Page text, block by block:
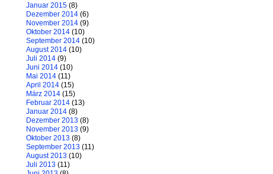
Januar 2015 (8)
Dezember 2014 (6)
November 2014 (9)
Oktober 2014 (10)
September 2014 (10)
August 2014 (10)
Juli 2014 (9)
Juni 2014 (10)
Mai 2014 (11)
April 2014 (15)
März 2014 (15)
Februar 2014 (13)
Januar 2014 (8)
Dezember 2013 (8)
November 2013 (9)
Oktober 2013 (8)
September 2013 (11)
August 2013 (10)
Juli 2013 (11)